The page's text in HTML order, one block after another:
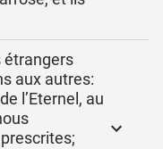
étrangers
aux autres:
l’Eternel, au